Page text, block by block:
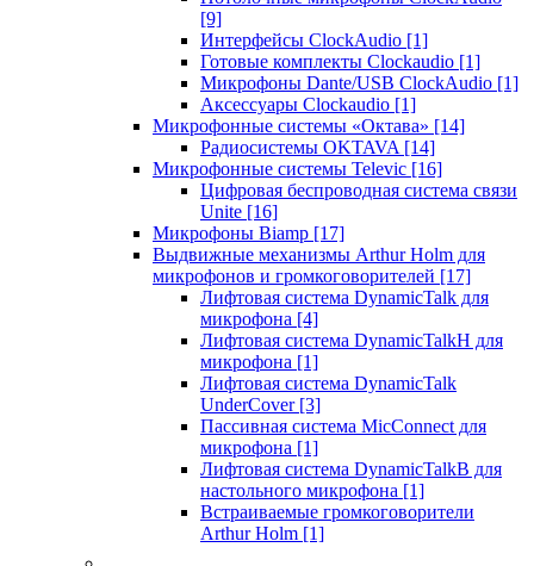
[9]
Интерфейсы ClockAudio [1]
Готовые комплекты Clockaudio [1]
Микрофоны Dante/USB ClockAudio [1]
Аксессуары Clockaudio [1]
Микрофонные системы «Октава» [14]
Радиосистемы OKTAVA [14]
Микрофонные системы Televic [16]
Цифровая беспроводная система связи
Unite [16]
Микрофоны Biamp [17]
Выдвижные механизмы Arthur Holm для
микрофонов и громкоговорителей [17]
Лифтовая система DynamicTalk для
микрофона [4]
Лифтовая система DynamicTalkH для
микрофона [1]
Лифтовая система DynamicTalk
UnderCover [3]
Пассивная система MicConnect для
микрофона [1]
Лифтовая система DynamicTalkB для
настольного микрофона [1]
Встраиваемые громкоговорители
Arthur Holm [1]